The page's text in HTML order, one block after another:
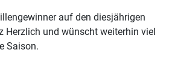
auf den diesjährigen
Herzlich und wünscht weiterhin viel
Saison.